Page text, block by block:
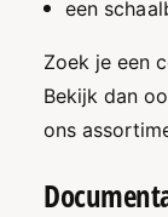
een
Zoek je een
Bekijk dan
ons